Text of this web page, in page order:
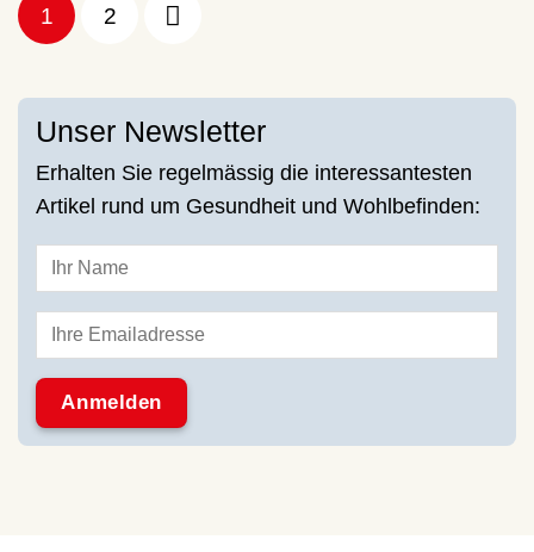
1 2
Unser Newsletter
Erhalten Sie regelmässig die interessantesten
Artikel rund um Gesundheit und Wohlbefinden: